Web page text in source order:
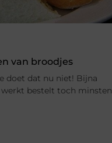
van broodjes
doet dat nu niet! Bijna
bestelt toch